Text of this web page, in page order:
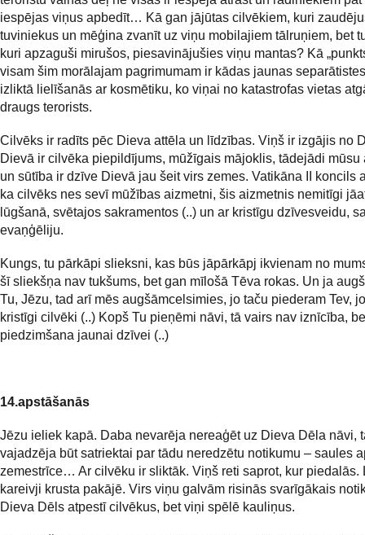
iespējas viņus apbedīt… Kā gan jājūtas cilvēkiem, kuri
tuviniekus un mēģina zvanīt uz viņu mobilajiem tālruņiem, bet
kuri apzaguši mirušos, piesavinājušies viņu mantas? Kā
visam šim morālajam pagrimumam ir kādas jaunas
izliktā lielīšanās ar kosmētiku, ko viņai no katastrofas vietas
draugs terorists.
Cilvēks ir radīts pēc Dieva attēla un līdzības. Viņš ir izgājis no
Dievā ir cilvēka piepildījums, mūžīgais mājoklis, tādejādi mūsu
un sūtība ir dzīve Dievā jau šeit virs zemes. Vatikāna II koncils
ka cilvēks nes sevī mūžības aizmetni, šis aizmetnis nemitīgi
lūgšanā, svētajos sakramentos (..) un ar kristīgu dzīvesveidu,
evaņģēliju.
Kungs, tu pārkāpi slieksni, kas būs jāpārkāpj ikvienam no
šī sliekšņa nav tukšums, bet gan mīlošā Tēva rokas. Un ja
Tu, Jēzu, tad arī mēs augšāmcelsimies, jo taču piederam Tev,
kristīgi cilvēki (..) Kopš Tu pieņēmi nāvi, tā vairs nav iznīcība,
piedzimšana jaunai dzīvei (..)
14.apstāšanās
Jēzu ieliek kapā. Daba nevarēja nereaģēt uz Dieva Dēla nāvi,
vajadzēja būt satriektai par tādu neredzētu notikumu – saules
zemestrīce… Ar cilvēku ir sliktāk. Viņš reti saprot, kur piedalās.
kareivji krusta pakājē. Virs viņu galvām risinās svarīgākais
Dieva Dēls atpestī cilvēkus, bet viņi spēlē kauliņus.